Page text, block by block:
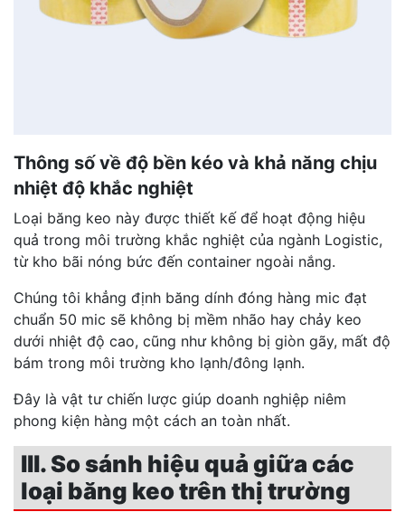
Thông số về độ bền kéo và khả năng chịu
nhiệt độ khắc nghiệt
Loại băng keo này được thiết kế để hoạt động hiệu
quả trong môi trường khắc nghiệt của ngành Logistic,
từ kho bãi nóng bức đến container ngoài nắng.
Chúng tôi khẳng định băng dính đóng hàng mic đạt
chuẩn 50 mic sẽ không bị mềm nhão hay chảy keo
dưới nhiệt độ cao, cũng như không bị giòn gãy, mất độ
bám trong môi trường kho lạnh/đông lạnh.
Đây là vật tư chiến lược giúp doanh nghiệp niêm
phong kiện hàng một cách an toàn nhất.
III. So sánh hiệu quả giữa các
loại băng keo trên thị trường